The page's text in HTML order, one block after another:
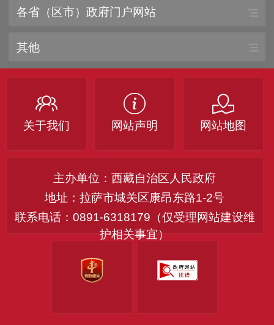
各省（区市）政府门户网站
其他
关于我们 网站声明 网站地图
主办单位：西藏自治区人民政府
地址：拉萨市城关区康昂东路1-2号
联系电话：0891-6318179（仅受理网站建设维
护相关事宜）